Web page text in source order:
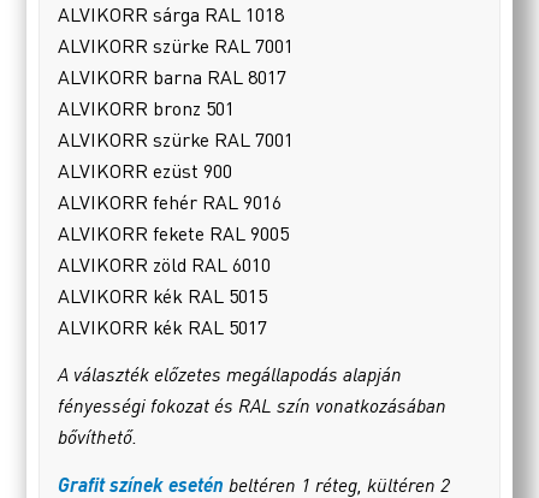
ALVIKORR sárga RAL 1018
ALVIKORR szürke RAL 7001
ALVIKORR barna RAL 8017
ALVIKORR bronz 501
ALVIKORR szürke RAL 7001
ALVIKORR ezüst 900
ALVIKORR fehér RAL 9016
ALVIKORR fekete RAL 9005
ALVIKORR zöld RAL 6010
ALVIKORR kék RAL 5015
ALVIKORR kék RAL 5017
A választék előzetes megállapodás alapján
fényességi fokozat és RAL szín vonatkozásában
bővíthető.
Grafit színek esetén beltéren 1 réteg, kültéren 2